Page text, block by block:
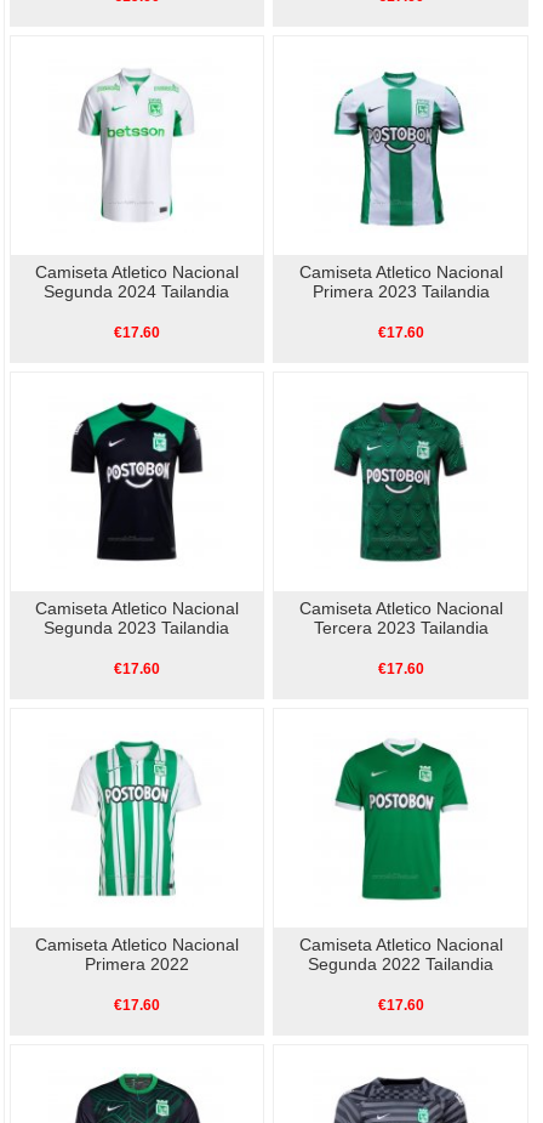
Camiseta Atletico Nacional
Segunda 2024 Tailandia
€17.60
Camiseta Atletico Nacional
Primera 2023 Tailandia
€17.60
Camiseta Atletico Nacional
Segunda 2023 Tailandia
€17.60
Camiseta Atletico Nacional
Tercera 2023 Tailandia
€17.60
Camiseta Atletico Nacional
Primera 2022
€17.60
Camiseta Atletico Nacional
Segunda 2022 Tailandia
€17.60